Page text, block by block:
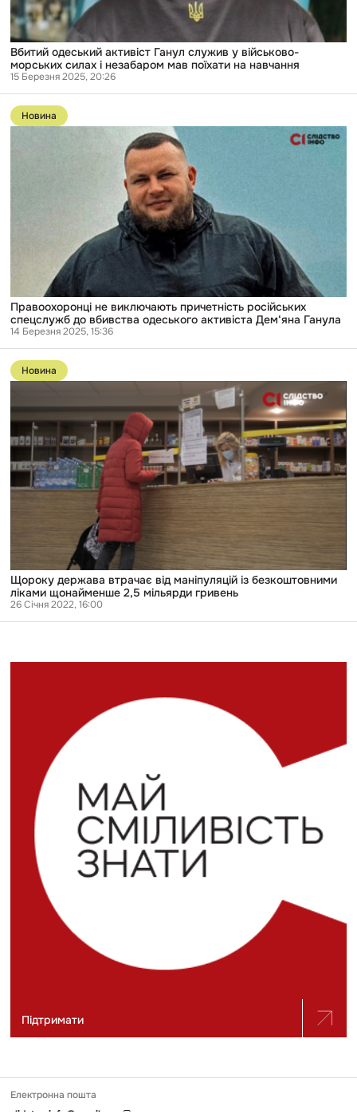
незабаром
мав
поїхати
на
навчання
Вбитий одеський активіст Ганул служив у військово-
морських силах і незабаром мав поїхати на навчання
15 Березня 2025, 20:26
Перейти
до
публікації
вбивства
Новина
Правоохоронці не виключають причетність російських
спецслужб до вбивства одеського активіста Дем‘яна Ганула
14 Березня 2025, 15:36
Перейти
до
публікації
держава
втрачає
маніпуляцій
безкоштовними
ліками
щонайменше
Новина
Щороку держава втрачає від маніпуляцій із безкоштовними
ліками щонайменше 2,5 мільярди гривень
26 Січня 2022, 16:00
Підтримати
Електронна пошта